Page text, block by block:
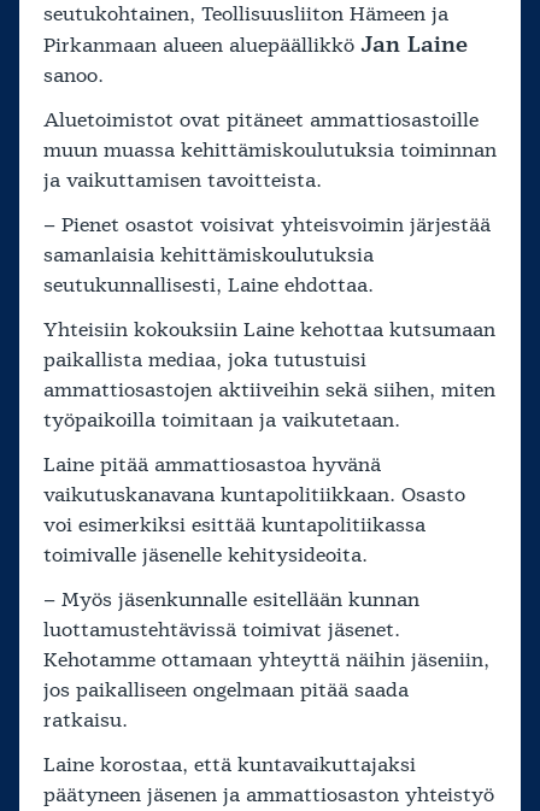
seutukohtainen, Teollisuusliiton Hämeen ja
Pirkanmaan alueen aluepäällikkö Jan Laine
sanoo.
Aluetoimistot ovat pitäneet ammattiosastoille
muun muassa kehittämiskoulutuksia toiminnan
ja vaikuttamisen tavoitteista.
– Pienet osastot voisivat yhteisvoimin järjestää
samanlaisia kehittämiskoulutuksia
seutukunnallisesti, Laine ehdottaa.
Yhteisiin kokouksiin Laine kehottaa kutsumaan
paikallista mediaa, joka tutustuisi
ammattiosastojen aktiiveihin sekä siihen, miten
työpaikoilla toimitaan ja vaikutetaan.
Laine pitää ammattiosastoa hyvänä
vaikutuskanavana kuntapolitiikkaan. Osasto
voi esimerkiksi esittää kuntapolitiikassa
toimivalle jäsenelle kehitysideoita.
– Myös jäsenkunnalle esitellään kunnan
luottamustehtävissä toimivat jäsenet.
Kehotamme ottamaan yhteyttä näihin jäseniin,
jos paikalliseen ongelmaan pitää saada
ratkaisu.
Laine korostaa, että kuntavaikuttajaksi
päätyneen jäsenen ja ammattiosaston yhteistyö